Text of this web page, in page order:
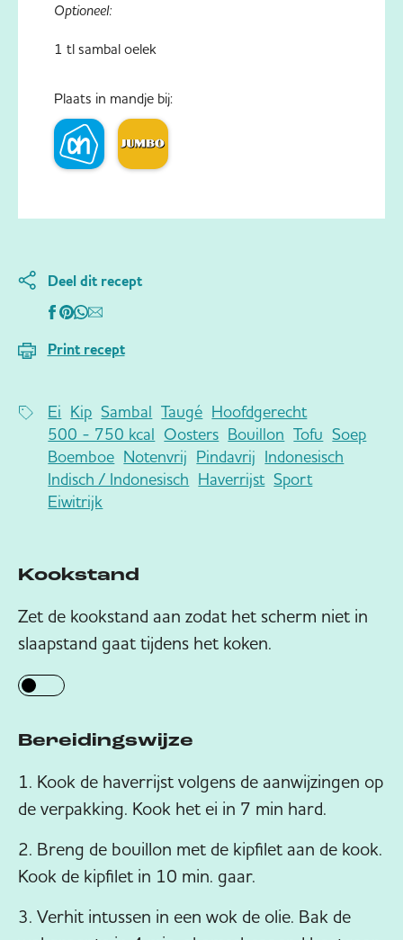
Optioneel:
1 tl sambal oelek
Plaats in mandje bij:
Deel dit recept
Print recept
Ei Kip Sambal Taugé Hoofdgerecht
500 - 750 kcal Oosters Bouillon Tofu Soep
Boemboe Notenvrij Pindavrij Indonesisch
Indisch / Indonesisch Haverrijst Sport
Eiwitrijk
Kookstand
Zet de kookstand aan zodat het scherm niet in
slaapstand gaat tijdens het koken.
Bereidingswijze
Kook de haverrijst volgens de aanwijzingen op
de verpakking. Kook het ei in 7 min hard.
Breng de bouillon met de kipfilet aan de kook.
Kook de kipfilet in 10 min. gaar.
Verhit intussen in een wok de olie. Bak de